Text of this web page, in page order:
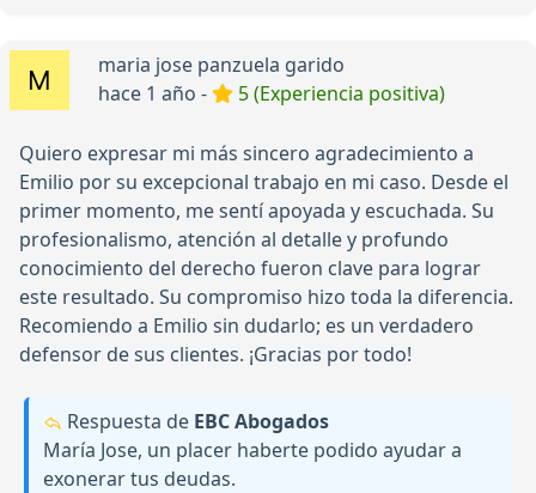
maria jose panzuela garido
hace 1 año -
5 (Experiencia positiva)
Quiero expresar mi más sincero agradecimiento a
Emilio por su excepcional trabajo en mi caso. Desde el
primer momento, me sentí apoyada y escuchada. Su
profesionalismo, atención al detalle y profundo
conocimiento del derecho fueron clave para lograr
este resultado. Su compromiso hizo toda la diferencia.
Recomiendo a Emilio sin dudarlo; es un verdadero
defensor de sus clientes. ¡Gracias por todo!
Respuesta de EBC Abogados
María Jose, un placer haberte podido ayudar a
exonerar tus deudas.